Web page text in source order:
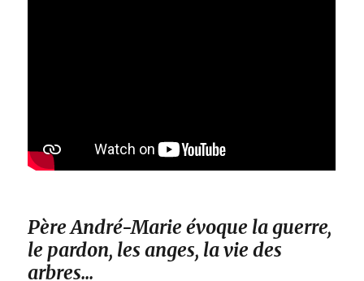
Père André-Marie évoque la guerre,
le pardon, les anges, la vie des
arbres…